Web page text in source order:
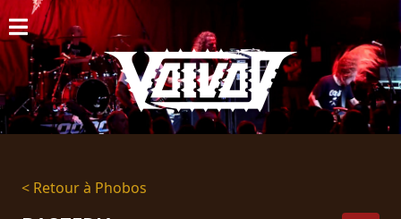
ACCUEIL
NOUVELLES
CONCERTS
DISCOGRAPHIE
< Retour à Phobos